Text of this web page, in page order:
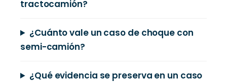
tractocamión?
¿Cuánto vale un caso de choque con
semi-camión?
¿Qué evidencia se preserva en un caso